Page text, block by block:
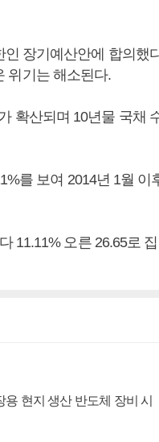
장기예산안에 합의했
위기는 해소된다.
확산되며 10년물 국채
를 보여 2014년 1월 이
11.11% 오른 26.65로 집
현지 생산 반도체 장비 시